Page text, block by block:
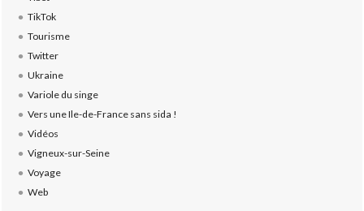
TikTok
Tourisme
Twitter
Ukraine
Variole du singe
Vers une Ile-de-France sans sida !
Vidéos
Vigneux-sur-Seine
Voyage
Web